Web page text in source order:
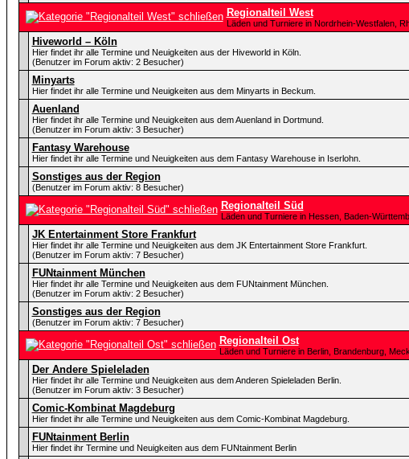
Regionalteil West
Läden und Turniere in Nordrhein-Westfalen,
Hiveworld – Köln
Hier findet ihr alle Termine und Neuigkeiten aus der Hiveworld in Köln.
(Benutzer im Forum aktiv: 2 Besucher)
Minyarts
Hier findet ihr alle Termine und Neuigkeiten aus dem Minyarts in Beckum.
Auenland
Hier findet ihr alle Termine und Neuigkeiten aus dem Auenland in Dortmund.
(Benutzer im Forum aktiv: 3 Besucher)
Fantasy Warehouse
Hier findet ihr alle Termine und Neuigkeiten aus dem Fantasy Warehouse in Iserlohn.
Sonstiges aus der Region
(Benutzer im Forum aktiv: 8 Besucher)
Regionalteil Süd
Läden und Turniere in Hessen, Baden-
JK Entertainment Store Frankfurt
Hier findet ihr alle Termine und Neuigkeiten aus dem JK Entertainment Store Frankfurt.
(Benutzer im Forum aktiv: 7 Besucher)
FUNtainment München
Hier findet ihr alle Termine und Neuigkeiten aus dem FUNtainment München.
(Benutzer im Forum aktiv: 2 Besucher)
Sonstiges aus der Region
(Benutzer im Forum aktiv: 7 Besucher)
Regionalteil Ost
Läden und Turniere in Berlin, Brandenburg,
Der Andere Spieleladen
Hier findet ihr alle Termine und Neuigkeiten aus dem Anderen Spieleladen Berlin.
(Benutzer im Forum aktiv: 3 Besucher)
Comic-Kombinat Magdeburg
Hier findet ihr alle Termine und Neuigkeiten aus dem Comic-Kombinat Magdeburg.
FUNtainment Berlin
Hier findet ihr Termine und Neuigkeiten aus dem FUNtainment Berlin